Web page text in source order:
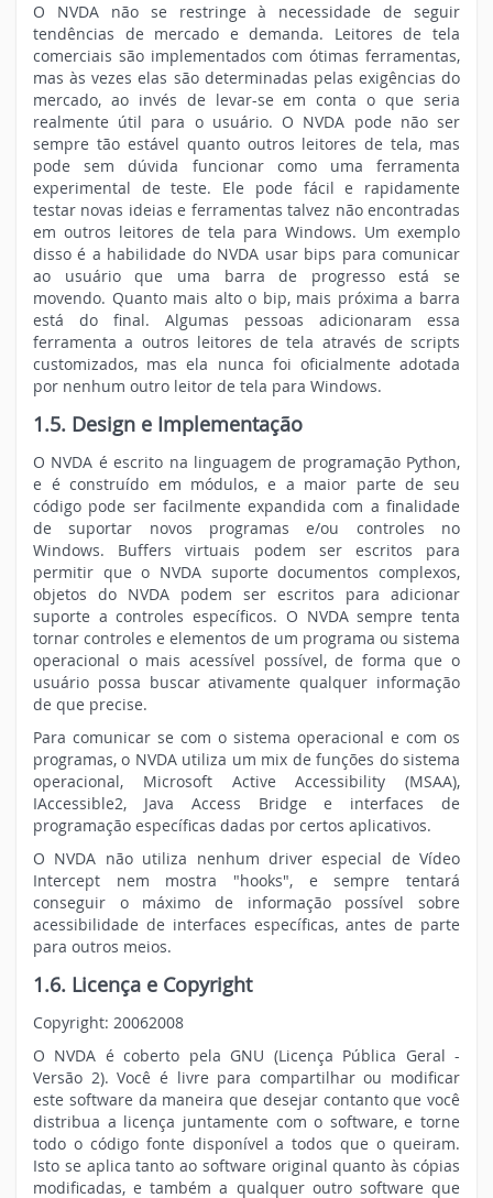
O NVDA não se restringe à necessidade de seguir
tendências de mercado e demanda. Leitores de tela
comerciais são implementados com ótimas ferramentas,
mas às vezes elas são determinadas pelas exigências do
mercado, ao invés de levar-se em conta o que seria
realmente útil para o usuário. O NVDA pode não ser
sempre tão estável quanto outros leitores de tela, mas
pode sem dúvida funcionar como uma ferramenta
experimental de teste. Ele pode fácil e rapidamente
testar novas ideias e ferramentas talvez não encontradas
em outros leitores de tela para Windows. Um exemplo
disso é a habilidade do NVDA usar bips para comunicar
ao usuário que uma barra de progresso está se
movendo. Quanto mais alto o bip, mais próxima a barra
está do final. Algumas pessoas adicionaram essa
ferramenta a outros leitores de tela através de scripts
customizados, mas ela nunca foi oficialmente adotada
por nenhum outro leitor de tela para Windows.
1.5. Design e Implementação
O NVDA é escrito na linguagem de programação Python,
e é construído em módulos, e a maior parte de seu
código pode ser facilmente expandida com a finalidade
de suportar novos programas e/ou controles no
Windows. Buffers virtuais podem ser escritos para
permitir que o NVDA suporte documentos complexos,
objetos do NVDA podem ser escritos para adicionar
suporte a controles específicos. O NVDA sempre tenta
tornar controles e elementos de um programa ou sistema
operacional o mais acessível possível, de forma que o
usuário possa buscar ativamente qualquer informação
de que precise.
Para comunicar se com o sistema operacional e com os
programas, o NVDA utiliza um mix de funções do sistema
operacional, Microsoft Active Accessibility (MSAA),
IAccessible2, Java Access Bridge e interfaces de
programação específicas dadas por certos aplicativos.
O NVDA não utiliza nenhum driver especial de Vídeo
Intercept nem mostra "hooks", e sempre tentará
conseguir o máximo de informação possível sobre
acessibilidade de interfaces específicas, antes de parte
para outros meios.
1.6. Licença e Copyright
Copyright: 20062008
O NVDA é coberto pela GNU (Licença Pública Geral -
Versão 2). Você é livre para compartilhar ou modificar
este software da maneira que desejar contanto que você
distribua a licença juntamente com o software, e torne
todo o código fonte disponível a todos que o queiram.
Isto se aplica tanto ao software original quanto às cópias
modificadas, e também a qualquer outro software que